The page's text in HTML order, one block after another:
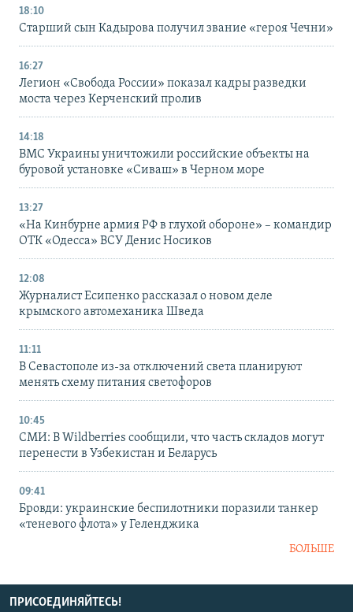
18:10
Старший сын Кадырова получил звание «героя Чечни»
16:27
Легион «Свобода России» показал кадры разведки
моста через Керченский пролив
14:18
ВМС Украины уничтожили российские объекты на
буровой установке «Сиваш» в Черном море
13:27
«На Кинбурне армия РФ в глухой обороне» – командир
ОТК «Одесса» ВСУ Денис Носиков
12:08
Журналист Есипенко рассказал о новом деле
крымского автомеханика Шведа
11:11
В Севастополе из-за отключений света планируют
менять схему питания светофоров
10:45
СМИ: В Wildberries сообщили, что часть складов могут
перенести в Узбекистан и Беларусь
09:41
Бровди: украинские беспилотники поразили танкер
«теневого флота» у Геленджика
БОЛЬШЕ
ПРИСОЕДИНЯЙТЕСЬ!